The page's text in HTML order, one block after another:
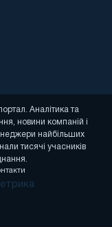
Аналітика та
новини компаній і
найбільших
тисячі учасників